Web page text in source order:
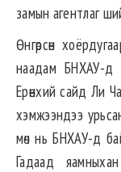
замын агентлаг
Өнгөрсөн
наадам БНХАУ-д
Ерөнхий сайд Ли
хэмжээндээ
мөч нь БНХАУ-д
Гадаад